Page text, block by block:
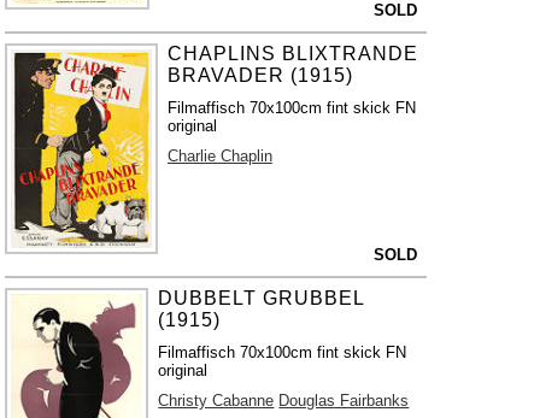
SOLD
CHAPLINS BLIXTRANDE
BRAVADER (1915)
Filmaffisch 70x100cm fint skick FN
original
Charlie Chaplin
SOLD
DUBBELT GRUBBEL
(1915)
Filmaffisch 70x100cm fint skick FN
original
Christy Cabanne Douglas Fairbanks